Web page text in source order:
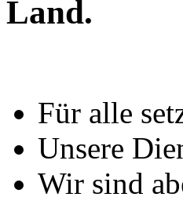
Land.
Für alle
Unsere
Wir sind